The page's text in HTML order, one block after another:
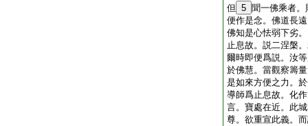
但 5 聞一佛乘者
便作是念。佛道長
佛知是心怯弱下劣
止息故。説二涅槃
爾時即便爲説。汝
於佛慧。當觀察籌
是如來方便之力。
導師爲止息故。化
言。寶處在近。此
尊。欲重宣此義。